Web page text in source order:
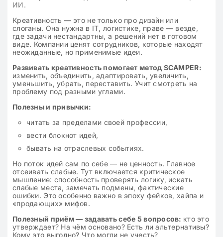
ИИ.
Креативность — это не только про дизайн или
слоганы. Она нужна в IT, логистике, праве — везде,
где задачи нестандартны, а решений нет в готовом
виде. Компании ценят сотрудников, которые находят
неожиданные, но применимые идеи.
Развивать креативность помогает метод SCAMPER:
изменить, объединить, адаптировать, увеличить,
уменьшить, убрать, переставить. Учит смотреть на
проблему под разными углами.
Полезны и привычки:
читать за пределами своей профессии,
вести блокнот идей,
бывать на отраслевых событиях.
Но поток идей сам по себе — не ценность. Главное
отсеивать слабые. Тут включается критическое
мышление: способность проверять логику, искать
слабые места, замечать подмены, фактические
ошибки. Это особенно важно в эпоху фейков, хайпа и
«продающих» мифов.
Полезный приём — задавать себе 5 вопросов: кто это
утверждает? На чём основано? Есть ли альтернативы?
Кому это выгодно? Что могли не учесть?